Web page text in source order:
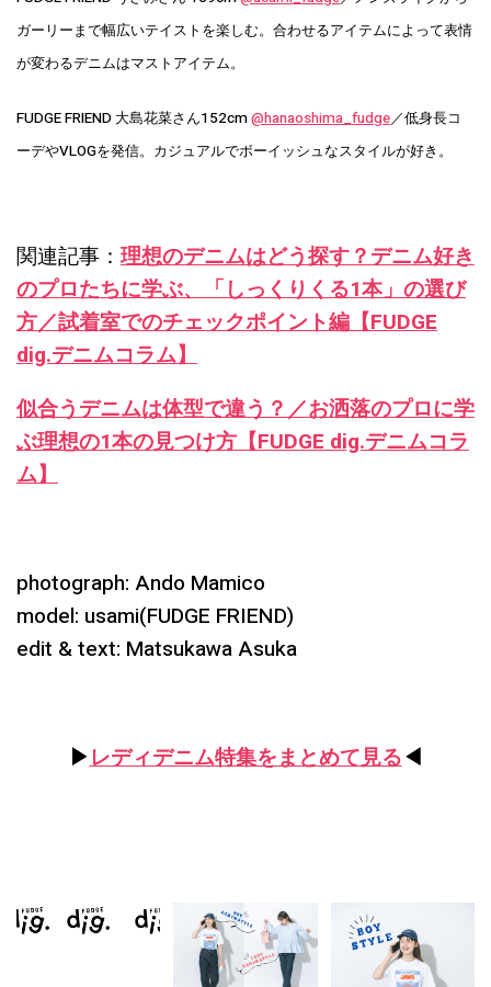
ガーリーまで幅広いテイストを楽しむ。合わせるアイテムによって表情
が変わるデニムはマストアイテム。
FUDGE FRIEND 大島花菜さん152cm@hanaoshima_fudge／低身長コ
ーデやVLOGを発信。カジュアルでボーイッシュなスタイルが好き。
関連記事： 理想のデニムはどう探す？デニム好き
のプロたちに学ぶ、「しっくりくる1本」の選び
方／試着室でのチェックポイント編【FUDGE
dig.デニムコラム】
似合うデニムは体型で違う？／お洒落のプロに学
ぶ理想の1本の見つけ方【FUDGE dig.デニムコラ
ム】
photograph: Ando Mamico
model: usami(FUDGE FRIEND)
edit & text: Matsukawa Asuka
▶︎レディデニム特集をまとめて見る◀︎